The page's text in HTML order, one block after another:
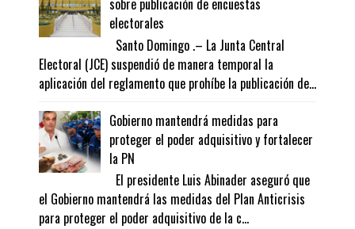
sobre publicación de encuestas
electorales
Santo Domingo .– La Junta Central
Electoral (JCE) suspendió de manera temporal la
aplicación del reglamento que prohíbe la publicación de...
Gobierno mantendrá medidas para
proteger el poder adquisitivo y fortalecer
la PN
El presidente Luis Abinader aseguró que
el Gobierno mantendrá las medidas del Plan Anticrisis
para proteger el poder adquisitivo de la c...